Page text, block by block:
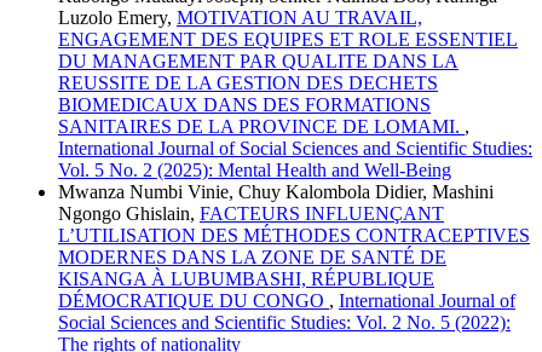
Luzolo Emery, MOTIVATION AU TRAVAIL,
ENGAGEMENT DES EQUIPES ET ROLE ESSENTIEL
DU MANAGEMENT PAR QUALITE DANS LA
REUSSITE DE LA GESTION DES DECHETS
BIOMEDICAUX DANS DES FORMATIONS
SANITAIRES DE LA PROVINCE DE LOMAMI. ,
International Journal of Social Sciences and Scientific Studies:
Vol. 5 No. 2 (2025): Mental Health and Well-Being
Mwanza Numbi Vinie, Chuy Kalombola Didier, Mashini
Ngongo Ghislain, FACTEURS INFLUENÇANT
L’UTILISATION DES MÉTHODES CONTRACEPTIVES
MODERNES DANS LA ZONE DE SANTÉ DE
KISANGA À LUBUMBASHI, RÉPUBLIQUE
DÉMOCRATIQUE DU CONGO , International Journal of
Social Sciences and Scientific Studies: Vol. 2 No. 5 (2022):
The rights of nationality